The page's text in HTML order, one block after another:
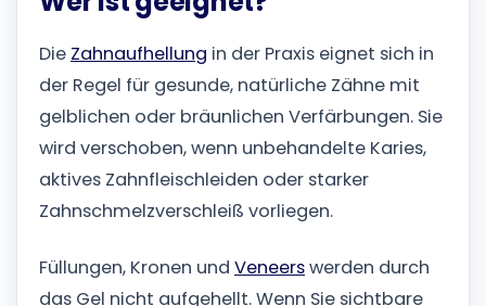
Die Zahnaufhellung in der Praxis eignet sich in
der Regel für gesunde, natürliche Zähne mit
gelblichen oder bräunlichen Verfärbungen. Sie
wird verschoben, wenn unbehandelte Karies,
aktives Zahnfleischleiden oder starker
Zahnschmelzverschleiß vorliegen.
Füllungen, Kronen und Veneerswerden durch
das Gel nicht aufgehellt. Wenn Sie sichtbare